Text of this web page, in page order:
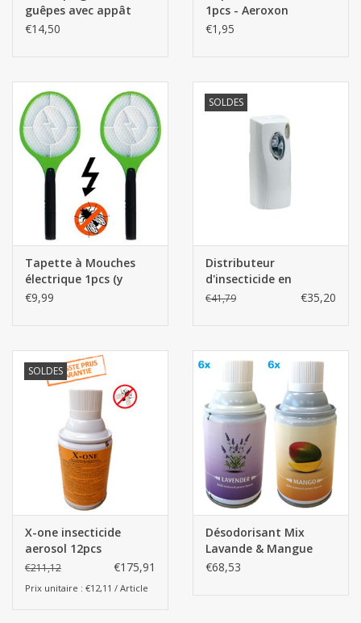
guêpes avec appât
Wasp Attract - Bsi
€14,50
1pcs - Aeroxon
€1,95
Tapette à Mouches
électrique 1pcs (y
compris 2 piles AA)
€9,99
SOLDES
Distributeur
d'insecticide en
aérosol (sans 2 piles
€41,79 €35,20
SOLDES
X-one insecticide
aerosol 12pcs
€211,12 €175,91
Prix unitaire : €12,11 / Article
Désodorisant Mix
Lavande & Mangue
12x243ml
€68,53